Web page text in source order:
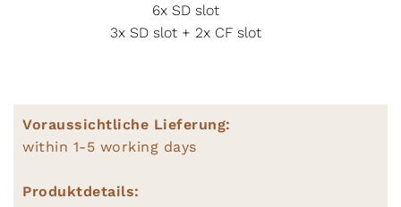
6x SD slot
3x SD slot + 2x CF slot
Voraussichtliche Lieferung:
within 1-5 working days
Produktdetails: